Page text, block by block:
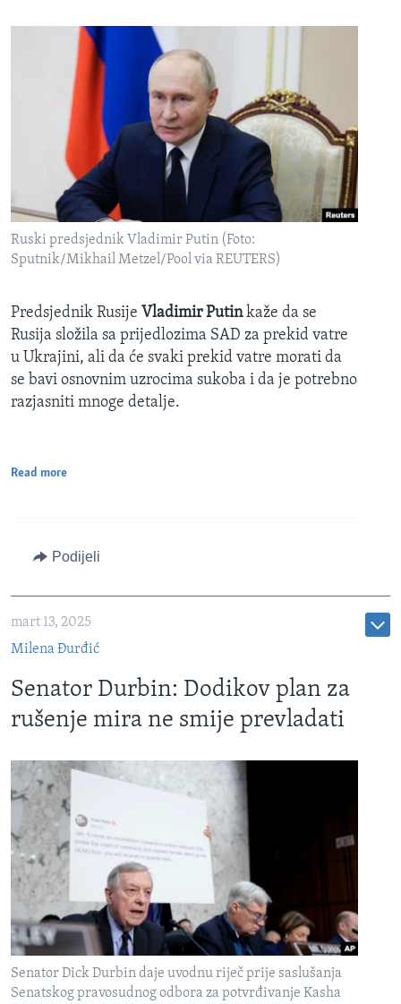
Ruski predsjednik Vladimir Putin (Foto:
Sputnik/Mikhail Metzel/Pool via REUTERS)
Predsjednik Rusije Vladimir Putinkaže da se
Rusija složila sa prijedlozima SAD za prekid vatre
u Ukrajini, ali da će svaki prekid vatre morati da
se bavi osnovnim uzrocima sukoba i da je potrebno
razjasniti mnoge detalje.
Read more
Podijeli
mart 13, 2025
Milena Đurđić
Senator Durbin: Dodikov plan za
rušenje mira ne smije prevladati
Senator Dick Durbin daje uvodnu riječ prije saslušanja
Senatskog pravosudnog odbora za potvrđivanje Kasha